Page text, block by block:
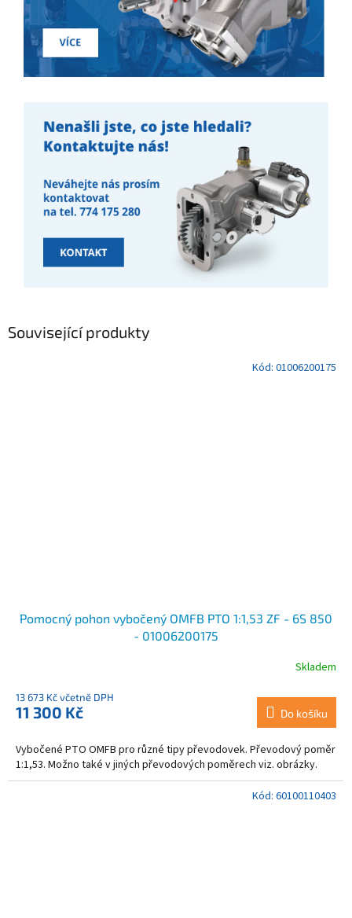
Související produkty
Pomocný pohon vybočený OMFB PTO 1:1,53 ZF - 6S 850
- 01006200175
Skladem
13 673 Kč včetně DPH
11 300 Kč Do košíku
Vybočené PTO OMFB pro různé tipy převodovek. Převodový poměr
1:1,53. Možno také v jiných převodových poměrech viz. obrázky.
Kód: 01006200175
Kód: 60100110403